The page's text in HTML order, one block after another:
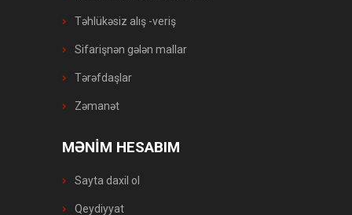
Təhlükəsiz alış -veriş
Sifarişnən gələn mallar
Tərəfdaşlar
Zəmanət
MƏNİM HESABIM
Sayta daxil ol
Qeydiyyat